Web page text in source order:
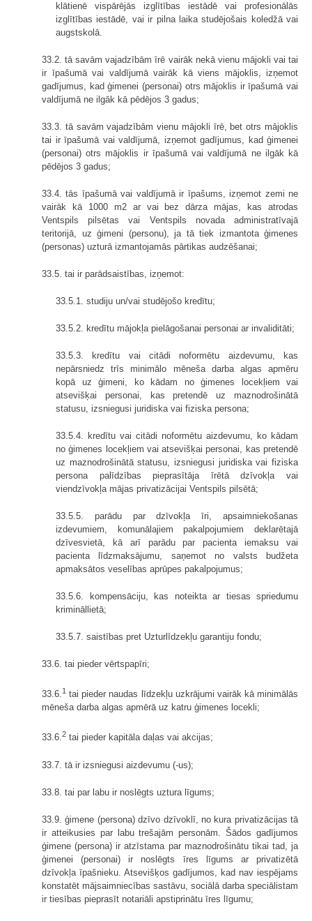
klātienē vispārējās izglītības iestādē vai profesionālās
izglītības iestādē, vai ir pilna laika studējošais koledžā vai
augstskolā.
33.2. tā savām vajadzībām īrē vairāk nekā vienu mājokli vai tai
ir īpašumā vai valdījumā vairāk kā viens mājoklis, izņemot
gadījumus, kad ģimenei (personai) otrs mājoklis ir īpašumā vai
valdījumā ne ilgāk kā pēdējos 3 gadus;
33.3. tā savām vajadzībām vienu mājokli īrē, bet otrs mājoklis
tai ir īpašumā vai valdījumā, izņemot gadījumus, kad ģimenei
(personai) otrs mājoklis ir īpašumā vai valdījumā ne ilgāk kā
pēdējos 3 gadus;
33.4. tās īpašumā vai valdījumā ir īpašums, izņemot zemi ne
vairāk kā 1000 m2 ar vai bez dārza mājas, kas atrodas
Ventspils pilsētas vai Ventspils novada administratīvajā
teritorijā, uz ģimeni (personu), ja tā tiek izmantota ģimenes
(personas) uzturā izmantojamās pārtikas audzēšanai;
33.5. tai ir parādsaistības, izņemot:
33.5.1. studiju un/vai studējošo kredītu;
33.5.2. kredītu mājokļa pielāgošanai personai ar invaliditāti;
33.5.3. kredītu vai citādi noformētu aizdevumu, kas
nepārsniedz trīs minimālo mēneša darba algas apmēru
kopā uz ģimeni, ko kādam no ģimenes locekļiem vai
atsevišķai personai, kas pretendē uz maznodrošinātā
statusu, izsniegusi juridiska vai fiziska persona;
33.5.4. kredītu vai citādi noformētu aizdevumu, ko kādam
no ģimenes locekļiem vai atsevišķai personai, kas pretendē
uz maznodrošinātā statusu, izsniegusi juridiska vai fiziska
persona palīdzības pieprasītāja īrētā dzīvokļa vai
viendzīvokļa mājas privatizācijai Ventspils pilsētā;
33.5.5. parādu par dzīvokļa īri, apsaimniekošanas
izdevumiem, komunālajiem pakalpojumiem deklarētajā
dzīvesvietā, kā arī parādu par pacienta iemaksu vai
pacienta līdzmaksājumu, saņemot no valsts budžeta
apmaksātos veselības aprūpes pakalpojumus;
33.5.6. kompensāciju, kas noteikta ar tiesas spriedumu
krimināllietā;
33.5.7. saistības pret Uzturlīdzekļu garantiju fondu;
33.6. tai pieder vērtspapīri;
33.6.1 tai pieder naudas līdzekļu uzkrājumi vairāk kā minimālās
mēneša darba algas apmērā uz katru ģimenes locekli;
33.6.2 tai pieder kapitāla daļas vai akcijas;
33.7. tā ir izsniegusi aizdevumu (-us);
33.8. tai par labu ir noslēgts uztura līgums;
33.9. ģimene (persona) dzīvo dzīvoklī, no kura privatizācijas tā
ir atteikusies par labu trešajām personām. Šādos gadījumos
ģimene (persona) ir atzīstama par maznodrošinātu tikai tad, ja
ģimenei (personai) ir noslēgts īres līgums ar privatizētā
dzīvokļa īpašnieku. Atsevišķos gadījumos, kad nav iespējams
konstatēt mājsaimniecības sastāvu, sociālā darba speciālistam
ir tiesības pieprasīt notariāli apstiprinātu īres līgumu;